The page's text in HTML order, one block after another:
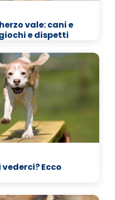
vale: cani e
e dispetti
Ecco